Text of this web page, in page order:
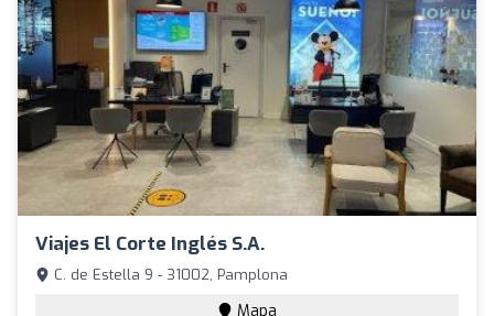
Viajes El Corte Inglés S.A.
C. de Estella 9 - 31002, Pamplona
Mapa